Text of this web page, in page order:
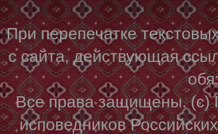
При перепечатке
с сайта, действующая
Все права защищены. (с)
исповедников